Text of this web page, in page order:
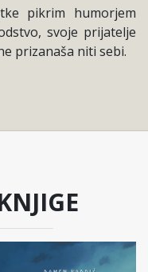
pikrim humorjem
svoje prijatelje
prizanaša niti sebi.